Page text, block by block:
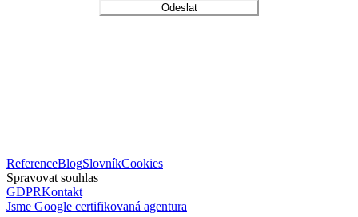
Odeslat
ReferenceBlogSlovníkCookies
Spravovat souhlas
GDPRKontakt
Jsme Google certifikovaná agentura